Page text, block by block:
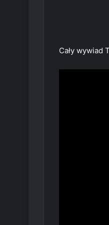
Cały wywiad